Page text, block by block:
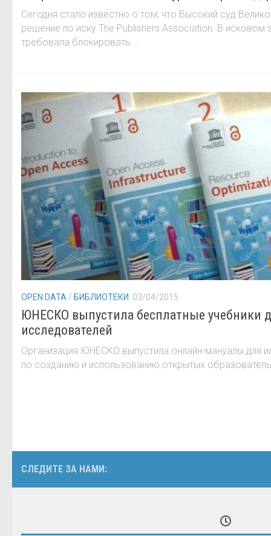
Сегодня стало известно о том, что Высокий суд
решение по иску The Publishers Association. В исковом
требовала блокировать...
OPEN DATA/ БИБЛИОТЕКИ 03/04/2015
ЮНЕСКО выпустила бесплатные учебники
исследователей
Организация ЮНЕСКО выпустила онлайн-мануалы для
по созданию и использованию открытых
СЛЕДИТЕ ЗА НАМИ: